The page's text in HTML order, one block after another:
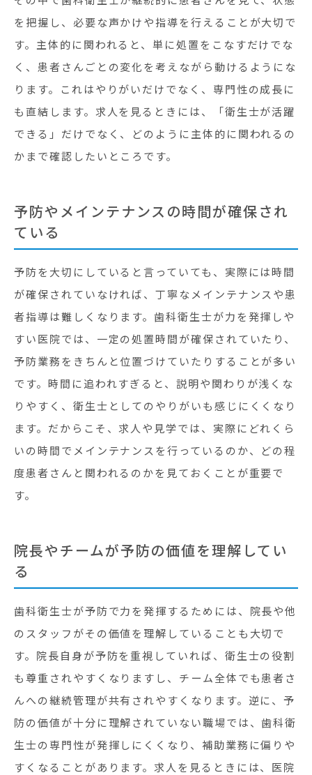
を把握し、必要な声かけや指導を行えることが大切で
す。主体的に関われると、単に処置をこなすだけでな
く、患者さんごとの変化を考えながら動けるようにな
ります。これはやりがいだけでなく、専門性の成長に
も直結します。求人を見るときには、「衛生士が活躍
できる」だけでなく、どのように主体的に関われるの
かまで確認したいところです。
予防やメインテナンスの時間が確保され
ている
予防を大切にしていると言っていても、実際には時間
が確保されていなければ、丁寧なメインテナンスや患
者指導は難しくなります。歯科衛生士が力を発揮しや
すい医院では、一定の処置時間が確保されていたり、
予防業務をきちんと位置づけていたりすることが多い
です。時間に追われすぎると、説明や関わりが浅くな
りやすく、衛生士としてのやりがいも感じにくくなり
ます。だからこそ、求人や見学では、実際にどれくら
いの時間でメインテナンスを行っているのか、どの程
度患者さんと関われるのかを見ておくことが重要で
す。
院長やチームが予防の価値を理解してい
る
歯科衛生士が予防で力を発揮するためには、院長や他
のスタッフがその価値を理解していることも大切で
す。院長自身が予防を重視していれば、衛生士の役割
も尊重されやすくなりますし、チーム全体でも患者さ
んへの継続管理が共有されやすくなります。逆に、予
防の価値が十分に理解されていない職場では、歯科衛
生士の専門性が発揮しにくくなり、補助業務に偏りや
すくなることがあります。求人を見るときには、医院